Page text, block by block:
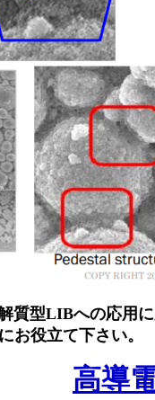
LIBへの応用に
役立て下さい。
高導